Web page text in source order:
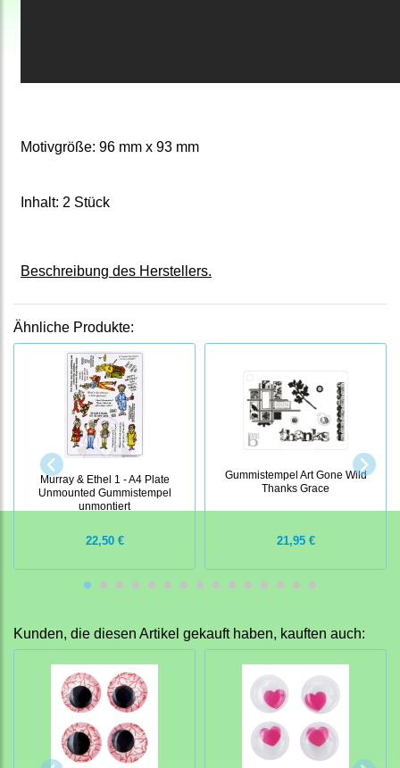
Motivgröße: 96 mm x 93 mm
Inhalt: 2 Stück
Beschreibung des Herstellers.
Ähnliche Produkte:
Murray & Ethel 1 - A4 Plate
Unmounted Gummistempel
unmontiert
22,50 €
Gummistempel Art Gone Wild
Thanks Grace
21,95 €
Kunden, die diesen Artikel gekauft haben, kauften auch: